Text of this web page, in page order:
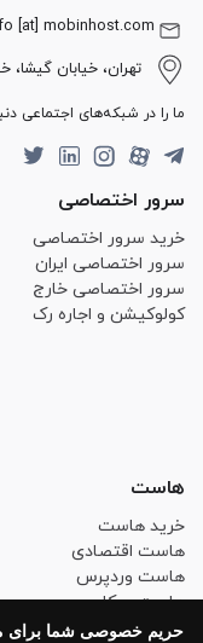
حریم خصوصی شما برای
[at] mobinhost.com
تهران، خیابان گیشا، خیابان ۱۹، پلاک ۲،
ما را در شبکه‌های اجتماعی
سرور اختصاصی
خرید سرور اختصاصی
سرور اختصاصی ایران
سرور اختصاصی خارج
کولوکیشن و اجاره رک
هاست
خرید هاست
هاست اقتصادی
هاست وردپرس
هاست ووکامرس
هاست لینوکس حرفه ای